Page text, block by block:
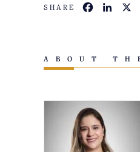
SHARE Facebook
ABOUT